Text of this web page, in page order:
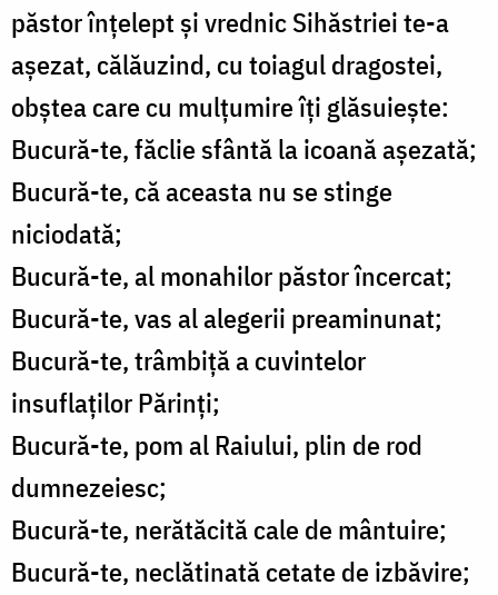
păstor înțelept și vrednic Sihăstriei te-a
așezat, călăuzind, cu toiagul dragostei,
obștea care cu mulțumire îți glăsuiește:
Bucură-te, făclie sfântă la icoană așezată;
Bucură-te, că aceasta nu se stinge
niciodată;
Bucură-te, al monahilor păstor încercat;
Bucură-te, vas al alegerii preaminunat;
Bucură-te, trâmbiță a cuvintelor
insuflaților Părinți;
Bucură-te, pom al Raiului, plin de rod
dumnezeiesc;
Bucură-te, nerătăcită cale de mântuire;
Bucură-te, neclătinată cetate de izbăvire;